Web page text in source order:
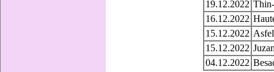
19.12.2022
16.12.2022
15.12.2022
15.12.2022
04.12.2022